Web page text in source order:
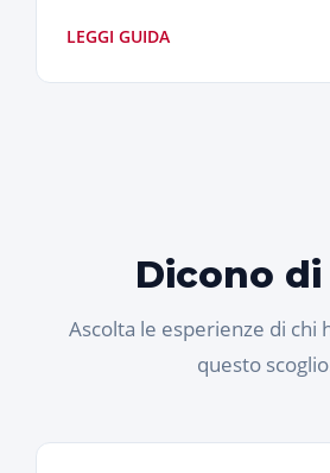
LEGGI GUIDA
Dicono di
Ascolta le esperienze di chi
questo